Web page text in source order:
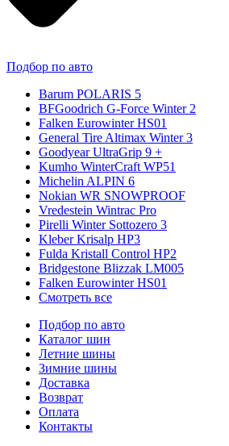
Подбор по авто
Barum POLARIS 5
BFGoodrich G-Force Winter 2
Falken Eurowinter HS01
General Tire Altimax Winter 3
Goodyear UltraGrip 9 +
Kumho WinterCraft WP51
Michelin ALPIN 6
Nokian WR SNOWPROOF
Vredestein Wintrac Pro
Pirelli Winter Sottozero 3
Kleber Krisalp HP3
Fulda Kristall Control HP2
Bridgestone Blizzak LM005
Falken Eurowinter HS01
Смотреть все
Подбор по авто
Каталог шин
Летние шины
Зимние шины
Доставка
Возврат
Оплата
Контакты